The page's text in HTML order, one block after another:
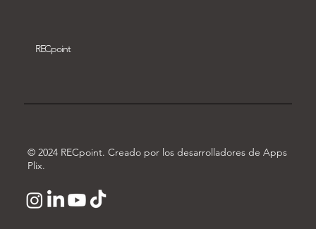
RECpoint
© 2024 RECpoint. Creado por los desarrolladores de Apps
Plix.